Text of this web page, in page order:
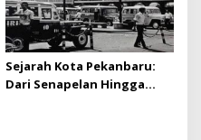
Sejarah Kota Pekanbaru:
Dari Senapelan Hingga